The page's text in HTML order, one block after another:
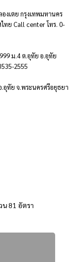
งเตย กรุงเทพมหานคร
ทย Call center โทร. 0-
ม.4 ต.อุทัย อ.อุทัย
2555
อุทัย จ.พระนครศรีอยุธยา
81 อัตรา